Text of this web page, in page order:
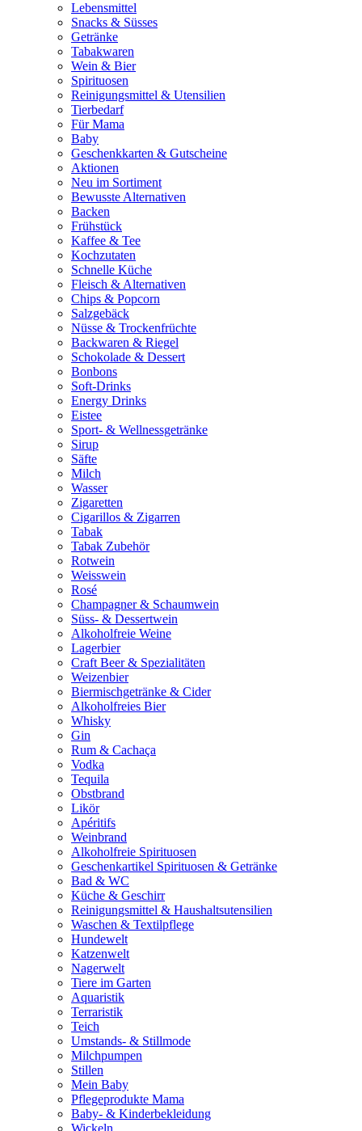
Lebensmittel
Snacks & Süsses
Getränke
Tabakwaren
Wein & Bier
Spirituosen
Reinigungsmittel & Utensilien
Tierbedarf
Für Mama
Baby
Geschenkkarten & Gutscheine
Aktionen
Neu im Sortiment
Bewusste Alternativen
Backen
Frühstück
Kaffee & Tee
Kochzutaten
Schnelle Küche
Fleisch & Alternativen
Chips & Popcorn
Salzgebäck
Nüsse & Trockenfrüchte
Backwaren & Riegel
Schokolade & Dessert
Bonbons
Soft-Drinks
Energy Drinks
Eistee
Sport- & Wellnessgetränke
Sirup
Säfte
Milch
Wasser
Zigaretten
Cigarillos & Zigarren
Tabak
Tabak Zubehör
Rotwein
Weisswein
Rosé
Champagner & Schaumwein
Süss- & Dessertwein
Alkoholfreie Weine
Lagerbier
Craft Beer & Spezialitäten
Weizenbier
Biermischgetränke & Cider
Alkoholfreies Bier
Whisky
Gin
Rum & Cachaça
Vodka
Tequila
Obstbrand
Likör
Apéritifs
Weinbrand
Alkoholfreie Spirituosen
Geschenkartikel Spirituosen & Getränke
Bad & WC
Küche & Geschirr
Reinigungsmittel & Haushaltsutensilien
Waschen & Textilpflege
Hundewelt
Katzenwelt
Nagerwelt
Tiere im Garten
Aquaristik
Terraristik
Teich
Umstands- & Stillmode
Milchpumpen
Stillen
Mein Baby
Pflegeprodukte Mama
Baby- & Kinderbekleidung
Wickeln